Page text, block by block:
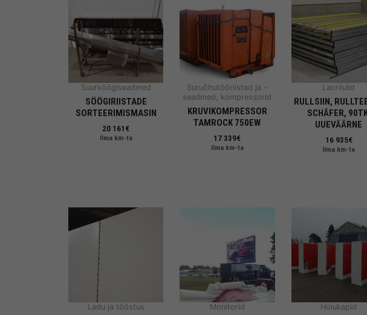
Suurköögiseadmed
SÖÖGIRIISTADE
SORTEERIMISMASIN
20 161€
Ilma km-ta
Suruõhutööriistad ja -
seadmed, kompressorid
KRUVIKOMPRESSOR
TAMROCK 750EW
17 339€
Ilma km-ta
Laoriiulid
RULLSIIN,
SCHÄFER,
UUEVÄÄRNE
16 935€
Ilma km-ta
Ladu ja tööstus Monitorid Hoiukapid